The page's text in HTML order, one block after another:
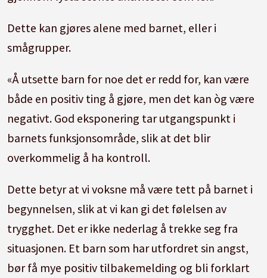
Dette kan gjøres alene med barnet, eller i
smågrupper.
«Å utsette barn for noe det er redd for, kan være
både en positiv ting å gjøre, men det kan òg være
negativt. God eksponering tar utgangspunkt i
barnets funksjonsområde, slik at det blir
overkommelig å ha kontroll.
Dette betyr at vi voksne må være tett på barnet i
begynnelsen, slik at vi kan gi det følelsen av
trygghet. Det er ikke nederlag å trekke seg fra
situasjonen. Et barn som har utfordret sin angst,
bør få mye positiv tilbakemelding og bli forklart